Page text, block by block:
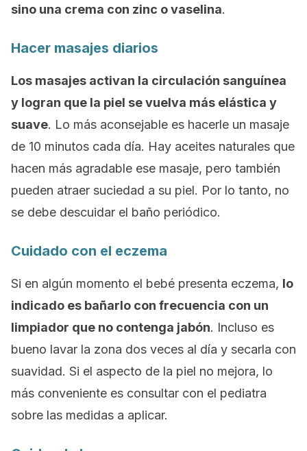
sino una crema con zinc o vaselina.
Hacer masajes diarios
Los masajes activan la circulación sanguínea
y logran que la piel se vuelva más elástica y
suave. Lo más aconsejable es hacerle un masaje
de 10 minutos cada día. Hay aceites naturales que
hacen más agradable ese masaje, pero también
pueden atraer suciedad a su piel. Por lo tanto, no
se debe descuidar el baño periódico.
Cuidado con el eczema
Si en algún momento el bebé presenta eczema, lo
indicado es bañarlo con frecuencia con un
limpiador que no contenga jabón. Incluso es
bueno lavar la zona dos veces al día y secarla con
suavidad. Si el aspecto de la piel no mejora, lo
más conveniente es consultar con el pediatra
sobre las medidas a aplicar.